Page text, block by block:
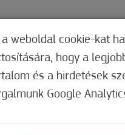
ÉLMÉNYSZERZÉS
a weboldal cookie-kat
hogy a
és a hirdetések
Google